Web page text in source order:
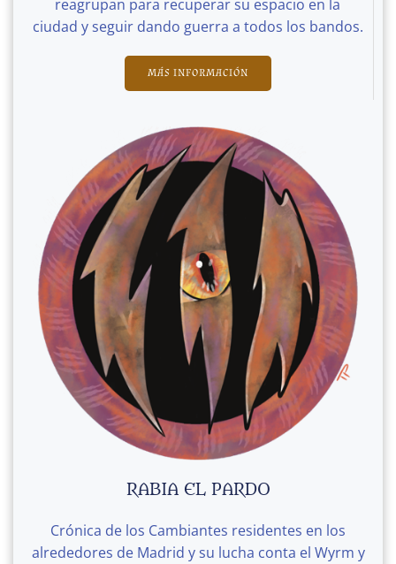
reagrupan para recuperar su espacio en la
ciudad y seguir dando guerra a todos los bandos.
MÁS INFORMACIÓN
RABIA EL PARDO
Crónica de los Cambiantes residentes en los
alrededores de Madrid y su lucha conta el Wyrm y